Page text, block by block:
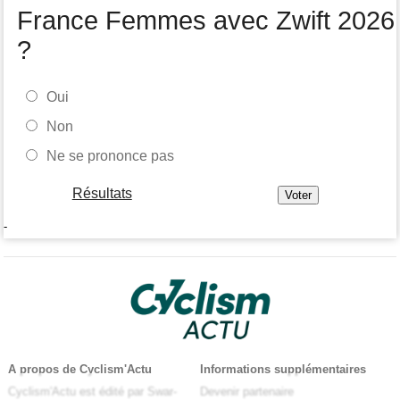
France Femmes avec Zwift 2026
?
Oui
Non
Ne se prononce pas
Résultats
-
A propos de Cyclism'Actu
Cyclism'Actu est édité par Swar-
Informations supplémentaires
Devenir partenaire